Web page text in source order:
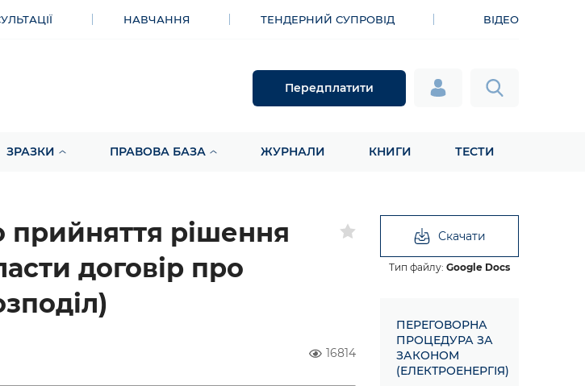
НАВЧАННЯ ТЕНДЕРНИЙ СУПРОВІД ВІДЕО
Передплатити
ЗРАЗКИ ПРАВОВА БАЗА ЖУРНАЛИ КНИГИ ТЕСТИ
прийняття рішення
договір про
16814
Скачати
Тип файлу:Google Docs
ПЕРЕГОВОРНА
ПРОЦЕДУРА ЗА
ЗАКОНОМ
(ЕЛЕКТРОЕНЕРГІЯ)